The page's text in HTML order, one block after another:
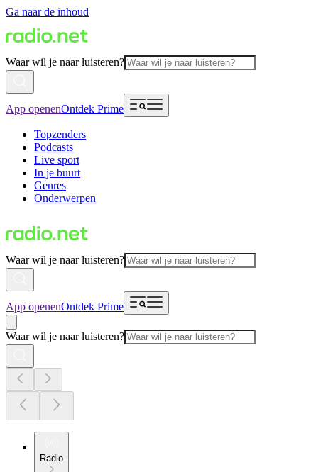
Ga naar de inhoud
Waar wil je naar luisteren?
App openenOntdek Prime
Topzenders
Podcasts
Live sport
In je buurt
Genres
Onderwerpen
Waar wil je naar luisteren?
App openenOntdek Prime
Waar wil je naar luisteren?
Radio